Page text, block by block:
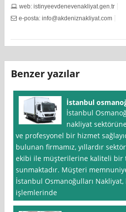
web: istinyeevdenevenakliyat.gen.tr
e-posta:info@akdeniznakliyat.com
Benzer yazılar
İstanbul
İstanbul
nakliyat
ve profesyonel bir hizmet
bulunan firmamız, yıllardır
ekibi ile müşterilerine kaliteli bir
sunmaktadır. Müşteri
İstanbul Osmanoğulları
işlemlerinde